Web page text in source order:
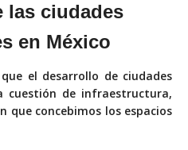
las ciudades
en México
el desarrollo de ciudades
cuestión de infraestructura,
que concebimos los espacios